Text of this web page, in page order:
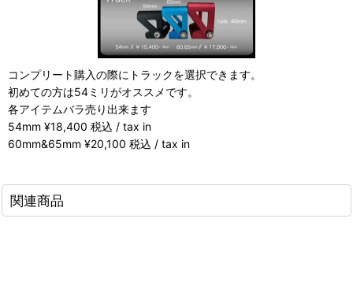
コンプリート購入の際にトラックを選択できます。
初めての方は54ミリがオススメです。
各アイテムバラ売り出来ます
54mm ¥18,400 税込 / tax in
60mm&65mm ¥20,100 税込 / tax in
関連商品